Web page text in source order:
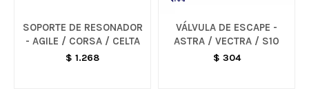
SOPORTE DE RESONADOR
- AGILE / CORSA / CELTA
$ 1.268
VÁLVULA DE ESCAPE -
ASTRA / VECTRA / S10
$ 304